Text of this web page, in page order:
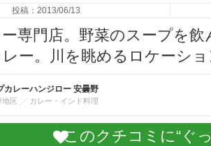
投稿：2013/06/13
専門店。野菜のスープを
ー。川を眺めるロケーシ
カレーハンジロー 安曇野
区 カレー・インド料理
このクチコミに“ぐ